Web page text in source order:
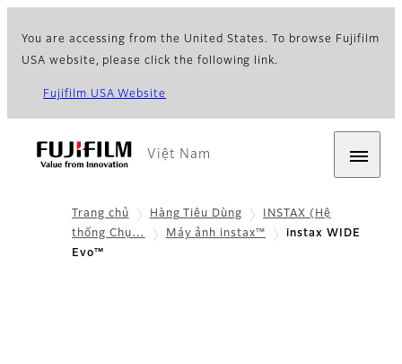
You are accessing from the United States. To browse Fujifilm
USA website, please click the following link.
Fujifilm USA Website
Việt Nam
Trang chủ Hàng Tiêu Dùng
INSTAX (Hệ
thống Chụ…
Máy ảnh instax™
instax WIDE
Evo™